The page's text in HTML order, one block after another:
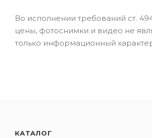
Во исполнении требований ст.
цены, фотоснимки и видео не
только информационный
КАТАЛОГ